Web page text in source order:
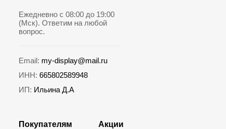
Покупателям
Акции
Ежедневно с 08:00 до 19:00
(Мск). Ответим на любой
вопрос.
Email: my-display@mail.ru
ИНН: 665802589948
ИП: Ильина Д.А